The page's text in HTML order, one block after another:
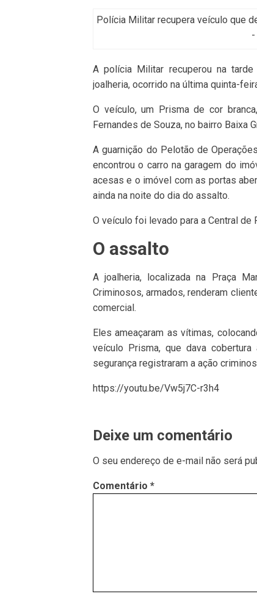
Polícia Militar recupera veículo que
A polícia Militar recuperou na
joalheria, ocorrido na última quinta-
O veículo, um Prisma de cor
Fernandes de Souza, no bairro Baixa
A guarnição do Pelotão de
encontrou o carro na garagem do
acesas e o imóvel com as portas
ainda na noite do dia do assalto.
O veículo foi levado para a Central
O assalto
A joalheria, localizada na Praça
Criminosos, armados, renderam
comercial.
Eles ameaçaram as vítimas,
veículo Prisma, que dava
segurança registraram a ação
https://youtu.be/Vw5j7C-r3h4
Deixe um comentário
O seu endereço de e-mail não será
Comentário *